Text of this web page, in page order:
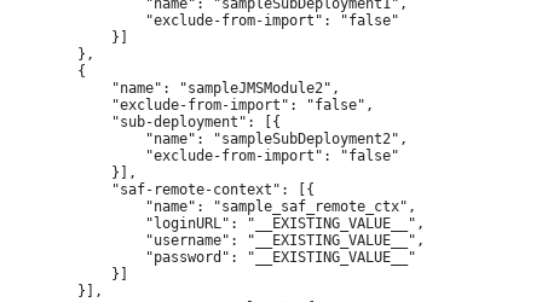
                "name": "sampleSubDeployment1",
                "exclude-from-import": "false"
            }]
        },
        {
            "name": "sampleJMSModule2",
            "exclude-from-import": "false",
            "sub-deployment": [{
                "name": "sampleSubDeployment2",
                "exclude-from-import": "false"
            }],
            "saf-remote-context": [{
                "name": "sample_saf_remote_ctx",
                "loginURL": "__EXISTING_VALUE__",
                "username": "__EXISTING_VALUE__",
                "password": "__EXISTING_VALUE__"
            }]
        }],